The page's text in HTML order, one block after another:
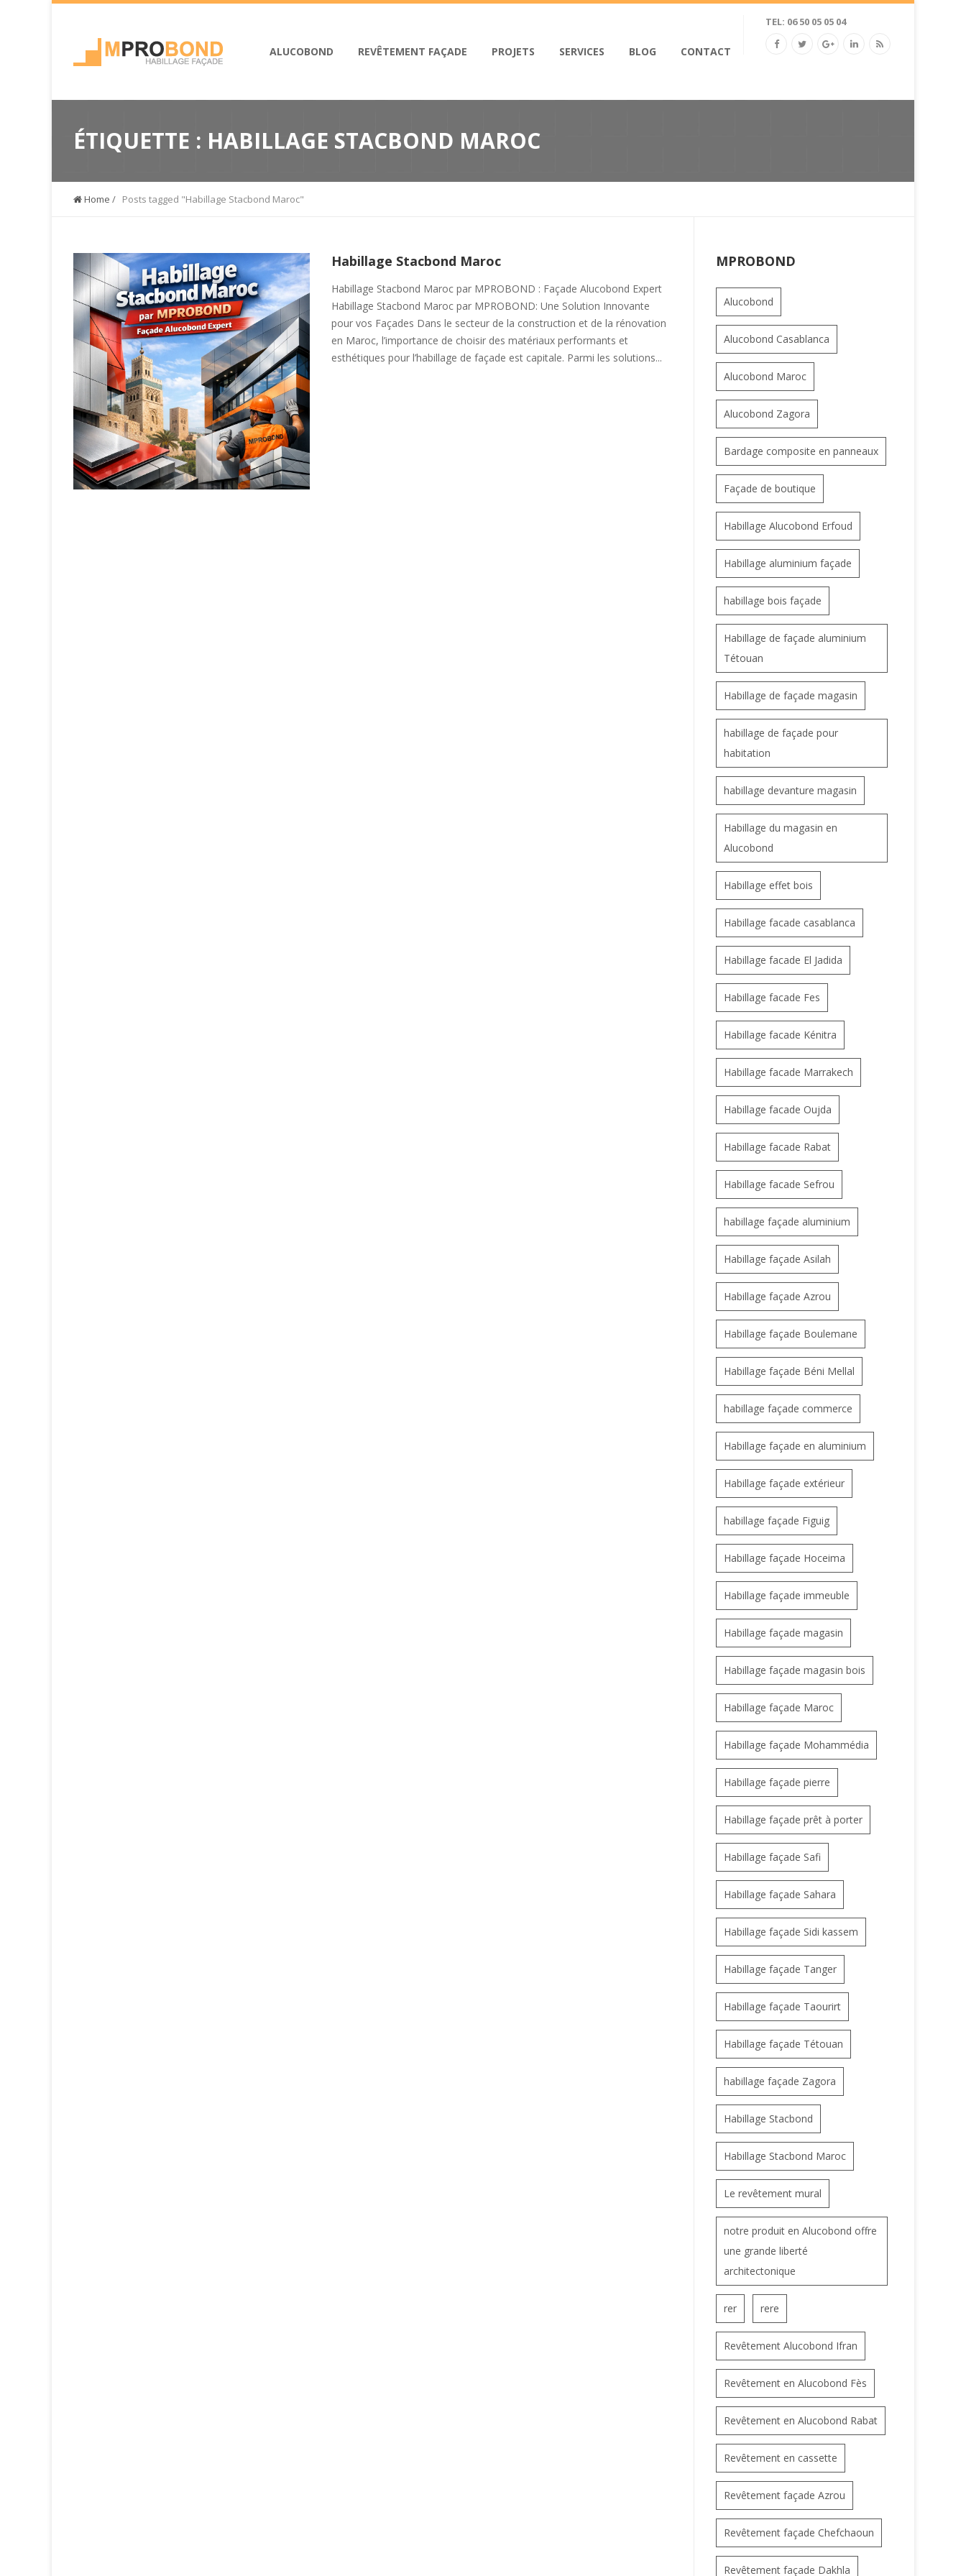
TEL: 06 50 05 05 04
ALUCOBOND REVÊTEMENT FAÇADE PROJETS SERVICES BLOG CONTACT
ÉTIQUETTE : HABILLAGE STACBOND MAROC
Home / Posts tagged "Habillage Stacbond Maroc"
Habillage Stacbond Maroc
Habillage Stacbond Maroc par MPROBOND : Façade Alucobond Expert
Habillage Stacbond Maroc par MPROBOND: Une Solution Innovante
pour vos Façades Dans le secteur de la construction et de la rénovation
en Maroc, l’importance de choisir des matériaux performants et
esthétiques pour l’habillage de façade est capitale. Parmi les solutions...
MPROBOND
Alucobond
Alucobond Casablanca
Alucobond Maroc
Alucobond Zagora
Bardage composite en panneaux
Façade de boutique
Habillage Alucobond Erfoud
Habillage aluminium façade
habillage bois façade
Habillage de façade aluminium
Tétouan
Habillage de façade magasin
habillage de façade pour
habitation
habillage devanture magasin
Habillage du magasin en
Alucobond
Habillage effet bois
Habillage facade casablanca
Habillage facade El Jadida
Habillage facade Fes
Habillage facade Kénitra
Habillage facade Marrakech
Habillage facade Oujda
Habillage facade Rabat
Habillage facade Sefrou
habillage façade aluminium
Habillage façade Asilah
Habillage façade Azrou
Habillage façade Boulemane
Habillage façade Béni Mellal
habillage façade commerce
Habillage façade en aluminium
Habillage façade extérieur
habillage façade Figuig
Habillage façade Hoceima
Habillage façade immeuble
Habillage façade magasin
Habillage façade magasin bois
Habillage façade Maroc
Habillage façade Mohammédia
Habillage façade pierre
Habillage façade prêt à porter
Habillage façade Safi
Habillage façade Sahara
Habillage façade Sidi kassem
Habillage façade Tanger
Habillage façade Taourirt
Habillage façade Tétouan
habillage façade Zagora
Habillage Stacbond
Habillage Stacbond Maroc
Le revêtement mural
notre produit en Alucobond offre
une grande liberté
architectonique
rer rere
Revêtement Alucobond Ifran
Revêtement en Alucobond Fès
Revêtement en Alucobond Rabat
Revêtement en cassette
Revêtement façade Azrou
Revêtement façade Chefchaoun
Revêtement façade Dakhla